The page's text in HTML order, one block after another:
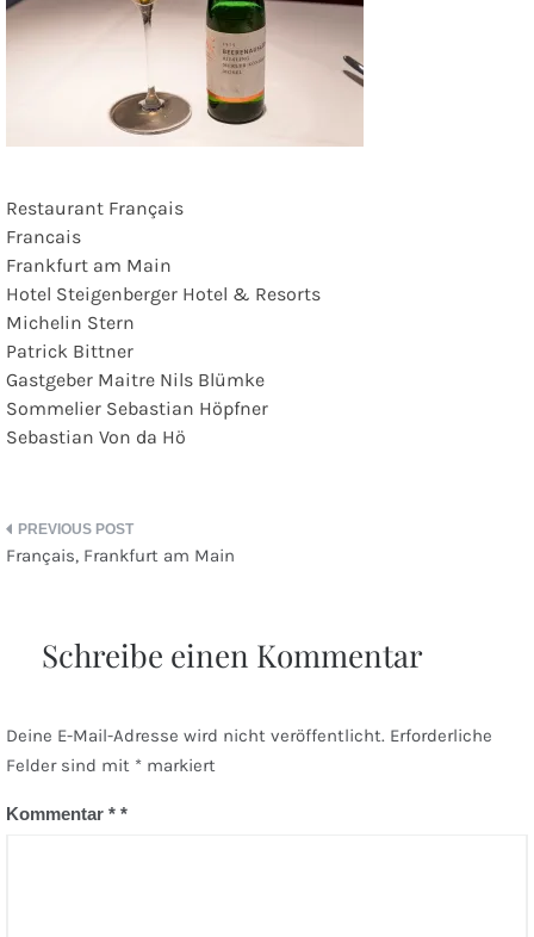
Restaurant Français
Francais
Frankfurt am Main
Hotel Steigenberger Hotel & Resorts
Michelin Stern
Patrick Bittner
Gastgeber Maitre Nils Blümke
Sommelier Sebastian Höpfner
Sebastian Von da Hö
Beitragsnavigation
Français, Frankfurt am Main
Schreibe einen Kommentar
Deine E-Mail-Adresse wird nicht veröffentlicht. Erforderliche
Felder sind mit * markiert
Kommentar *